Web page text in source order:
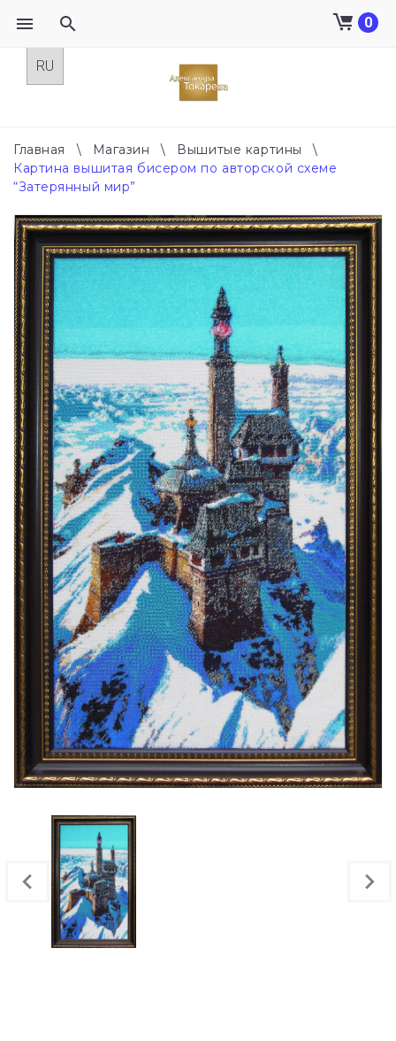
0
Главная \ Магазин \ Вышитые картины
\
Картина вышитая бисером по авторской схеме
“Затерянный мир”